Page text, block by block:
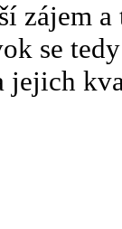
zájem
se
jejich